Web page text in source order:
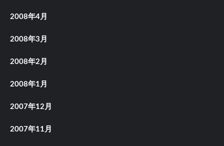
2008年4月
2008年3月
2008年2月
2008年1月
2007年12月
2007年11月